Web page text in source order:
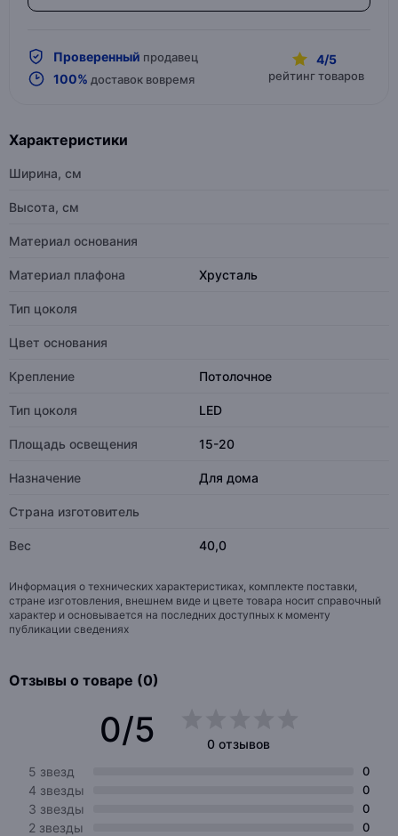
Проверенный продавец
100% доставок вовремя
4/5
рейтинг товаров
Характеристики
Ширина, см
Высота, см
Материал основания
Материал плафона Хрусталь
Тип цоколя
Цвет основания
Крепление Потолочное
Тип цоколя LED
Площадь освещения 15-20
Назначение Для дома
Страна изготовитель
Вес 40,0
Информация о технических характеристиках, комплекте поставки,
стране изготовления, внешнем виде и цвете товара носит справочный
характер и основывается на последних доступных к моменту
публикации сведениях
Отзывы о товаре (0)
0/5
0 отзывов
5 звезд
0
4 звезды 0
3 звезды 0
2 звезды 0